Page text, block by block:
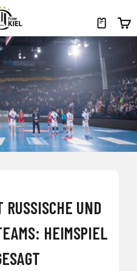
UND
HEIMSPIEL